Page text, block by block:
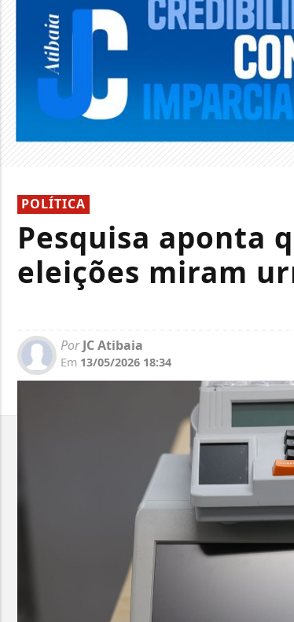
POLÍTICA
Pesquisa aponta
eleições miram
PorJC Atibaia
Em 13/05/2026 18:34